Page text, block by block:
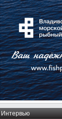
Интервью